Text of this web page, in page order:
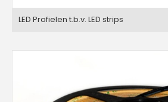
LED Profielen t.b.v. LED strips